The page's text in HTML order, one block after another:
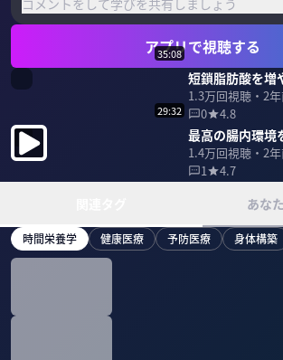
コメントをして学びを共有しましょう
アプリで視聴する
35:08
短鎖脂肪酸を増
1.3万回視聴・ 2
0
4.8
29:32
最高の腸内環境
1.4万回視聴・ 2
1
4.7
あな
時間栄養学 健康医療 予防医療 身体構築